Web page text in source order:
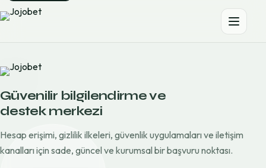
Güvenilir bilgilendirme ve
destek merkezi
Hesap erişimi, gizlilik ilkeleri, güvenlik uygulamaları ve iletişim
kanalları için sade, güncel ve kurumsal bir başvuru noktası.